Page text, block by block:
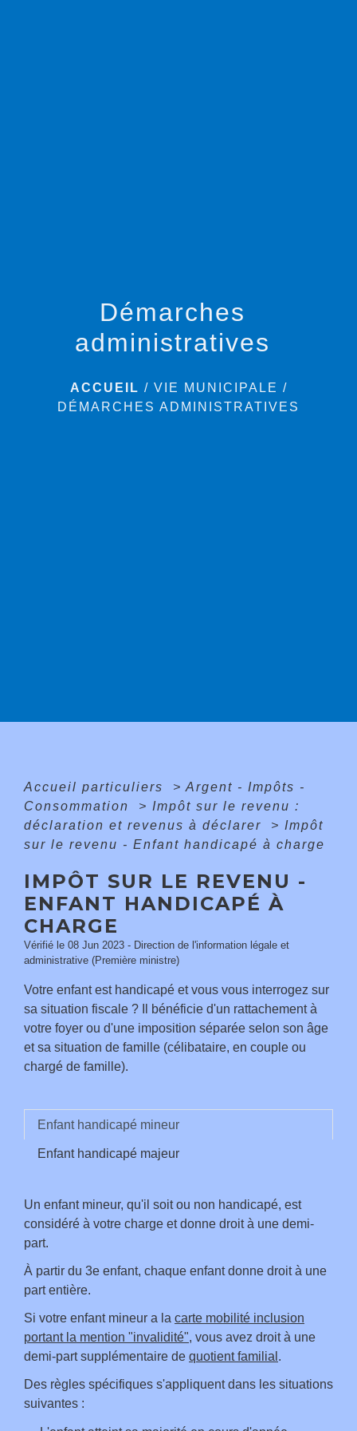
Démarches
administratives
ACCUEIL / VIE MUNICIPALE /
DÉMARCHES ADMINISTRATIVES
Accueil particuliers > Argent - Impôts -
Consommation
> Impôt sur le revenu :
déclaration et revenus à déclarer
> Impôt
sur le revenu - Enfant handicapé à charge
IMPÔT SUR LE REVENU -
ENFANT HANDICAPÉ À
CHARGE
Vérifié le 08 Jun 2023 - Direction de l'information légale et
administrative (Première ministre)
Votre enfant est handicapé et vous vous interrogez sur
sa situation fiscale ? Il bénéficie d'un rattachement à
votre foyer ou d'une imposition séparée selon son âge
et sa situation de famille (célibataire, en couple ou
chargé de famille).
Enfant handicapé mineur
Enfant handicapé majeur
Un enfant mineur, qu'il soit ou non handicapé, est
considéré à votre charge et donne droit à une demi-
part.
À partir du 3e enfant, chaque enfant donne droit à une
part entière.
Si votre enfant mineur a la carte mobilité inclusion
portant la mention "invalidité", vous avez droit à une
demi-part supplémentaire de quotient familial .
Des règles spécifiques s'appliquent dans les situations
suivantes :